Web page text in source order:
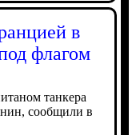
в
флагом
танкера
сообщили в